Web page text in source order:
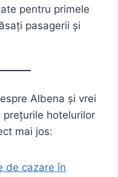
pentru primele
pasagerii și
Albena și vrei
hotelurilor
mai jos:
de cazare în